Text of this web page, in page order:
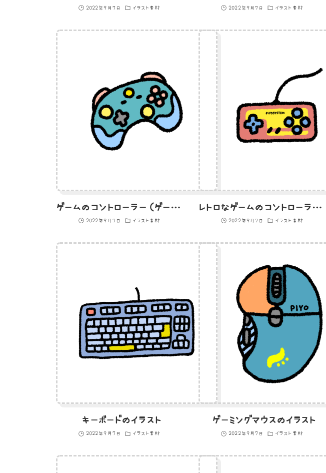
2022年9月7日 イラスト素材 2022年9月7日 イラスト素材
ゲームのコントローラー（ゲームパッド）のイラスト
2022年9月7日 イラスト素材
レトロなゲームのコントローラーのイラスト
2022年9月7日 イラスト素材
キーボードのイラスト
2022年9月7日 イラスト素材
ゲーミングマウスのイラスト
2022年9月7日 イラスト素材